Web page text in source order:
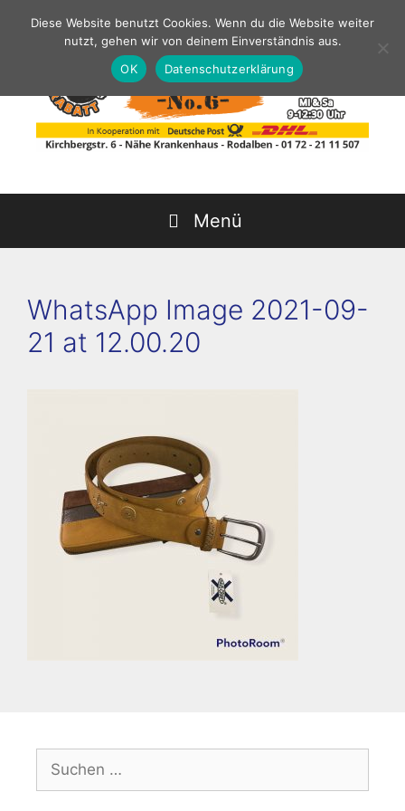
Inhalt
Menü
WhatsApp Image 2021-09-
21 at 12.00.20
nach:
Diese Website benutzt Cookies. Wenn du die Website weiter
nutzt, gehen wir von deinem Einverständnis aus.
OK
Datenschutzerklärung